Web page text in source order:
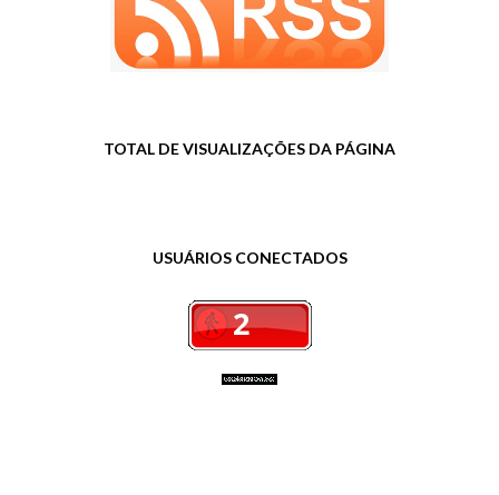
TOTAL DE VISUALIZAÇÕES DA PÁGINA
USUÁRIOS CONECTADOS